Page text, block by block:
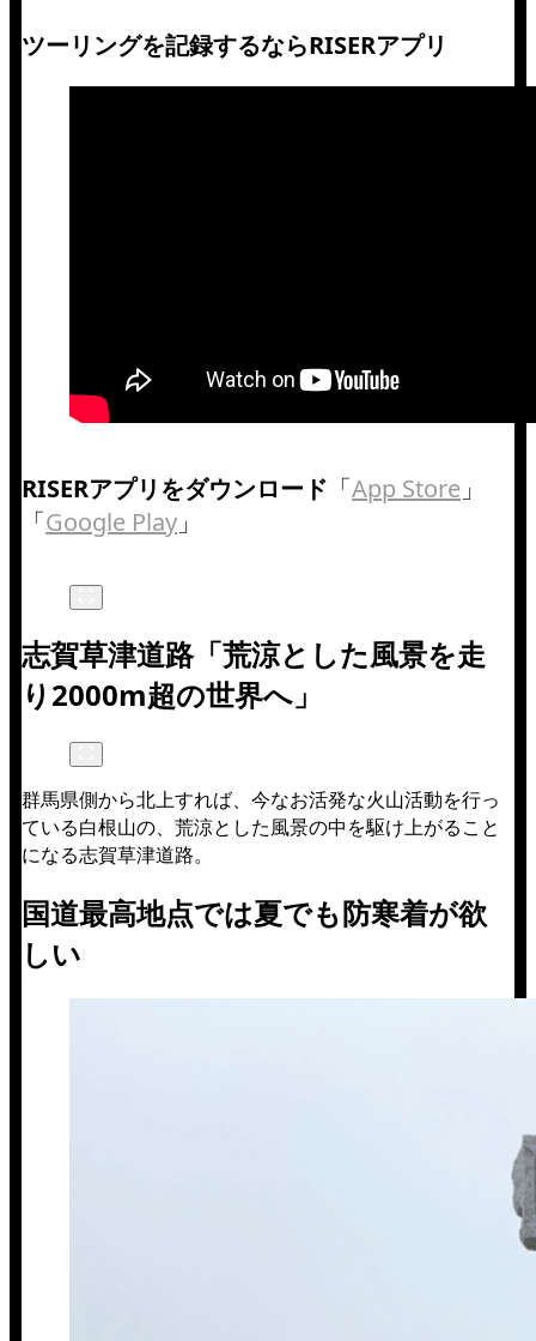
ツーリングを記録するならRISERアプリ
RISERアプリをダウンロード 「App Store 」
「Google Play 」
志賀草津道路「荒涼とした風景を走
り2000m超の世界へ」
群馬県側から北上すれば、今なお活発な火山活動を行っ
ている白根山の、荒涼とした風景の中を駆け上がること
になる志賀草津道路。
国道最高地点では夏でも防寒着が欲
しい